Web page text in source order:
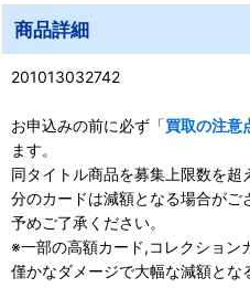
商品詳細
201013032742
お申込みの前に必ず「買取の注意
ます。
同タイトル商品を募集上限数を
分のカードは減額となる場合がご
予めご了承ください。
※一部の高額カード,コレクション
僅かなダメージで大幅な減額とな